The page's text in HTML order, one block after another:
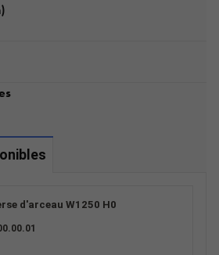
d'arceau W1250 H0